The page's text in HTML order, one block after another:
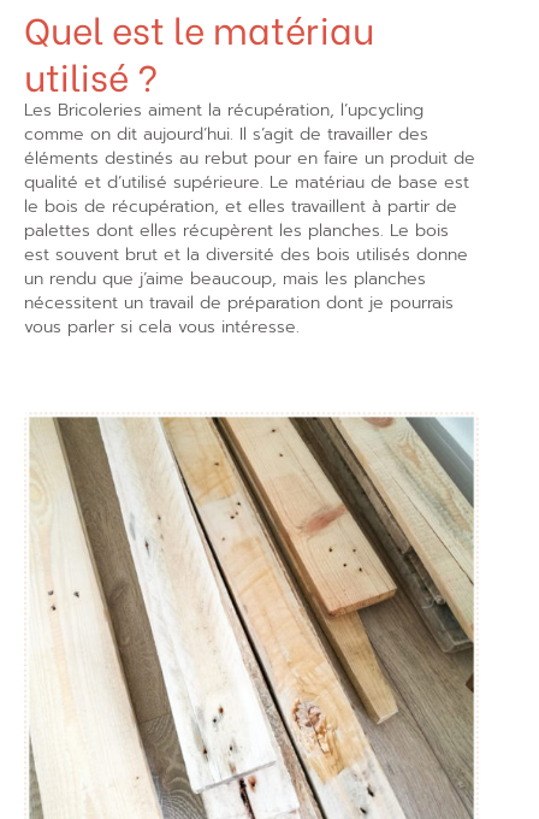
Quel est le matériau
utilisé ?
Les Bricoleries aiment la récupération, l’upcycling
comme on dit aujourd’hui. Il s’agit de travailler des
éléments destinés au rebut pour en faire un produit de
qualité et d’utilisé supérieure. Le matériau de base est
le bois de récupération, et elles travaillent à partir de
palettes dont elles récupèrent les planches. Le bois
est souvent brut et la diversité des bois utilisés donne
un rendu que j’aime beaucoup, mais les planches
nécessitent un travail de préparation dont je pourrais
vous parler si cela vous intéresse.